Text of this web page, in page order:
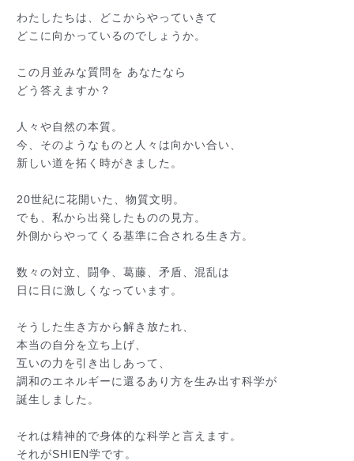
わたしたちは、どこからやっていきて
どこに向かっているのでしょうか。
この月並みな質問を あなたなら
どう答えますか？
人々や自然の本質。
今、そのようなものと人々は向かい合い、
新しい道を拓く時がきました。
20世紀に花開いた、物質文明。
でも、私から出発したものの見方。
外側からやってくる基準に合される生き方。
数々の対立、闘争、葛藤、矛盾、混乱は
日に日に激しくなっています。
そうした生き方から解き放たれ、
本当の自分を立ち上げ、
互いの力を引き出しあって、
調和のエネルギーに還るあり方を生み出す科学が
誕生しました。
それは精神的で身体的な科学と言えます。
それがSHIEN学です。